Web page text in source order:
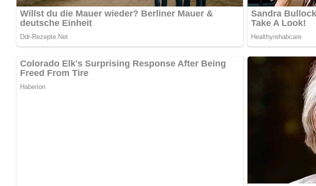
Verwende hochwertigen Leberkäse für den besten Geschmack.
Experimentiere mit verschiedenen Beilagen wie Sauerkraut, Kartoffelsalat oder
Für eine würzige Variante kannst du Senf oder Ketchup auf den Leberkäse geben.
Variationen des Rezepts
Probiere verschiedene Gewürze wie Paprika, Knoblauchpulver oder Pfeffer auf